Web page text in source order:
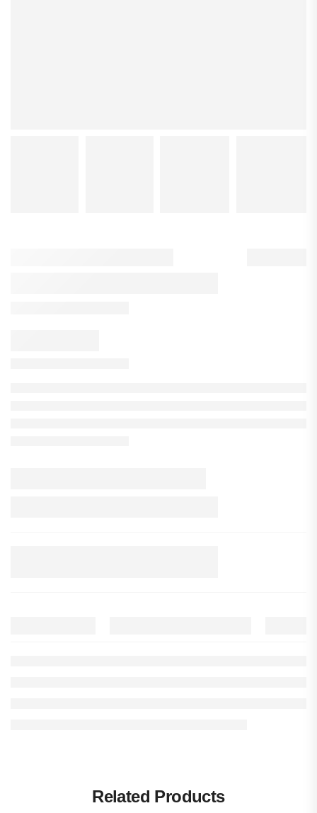
Related Products